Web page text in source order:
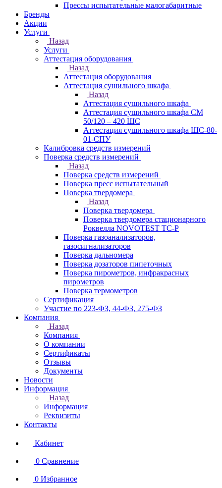
Прессы испытательные малогабаритные
Бренды
Акции
Услуги
Назад
Услуги
Аттестация оборудования
Назад
Аттестация оборудования
Аттестация сушильного шкафа
Назад
Аттестация сушильного шкафа
Аттестация сушильного шкафа СМ
50/120 – 420 ШС
Аттестация сушильного шкафа ШС-80-
01-СПУ
Калибровка средств измерений
Поверка средств измерений
Назад
Поверка средств измерений
Поверка пресс испытательный
Поверка твердомера
Назад
Поверка твердомера
Поверка твердомера стационарного
Роквелла NOVOTEST TС-Р
Поверка газоанализаторов,
газосигнализаторов
Поверка дальномера
Поверка дозаторов пипеточных
Поверка пирометров, инфракрасных
пирометров
Поверка термометров
Сертификация
Участие по 223-ФЗ, 44-ФЗ, 275-ФЗ
Компания
Назад
Компания
О компании
Сертификаты
Отзывы
Документы
Новости
Информация
Назад
Информация
Реквизиты
Контакты
Кабинет
0 Сравнение
0 Избранное